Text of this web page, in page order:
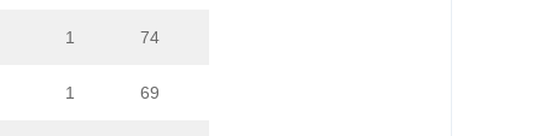
1 74
1 69